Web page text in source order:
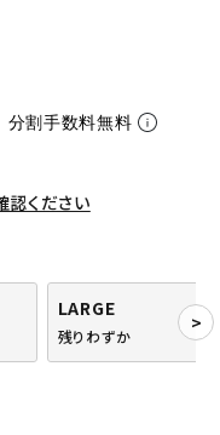
分割手数料無料
認ください
LARGE
残りわずか